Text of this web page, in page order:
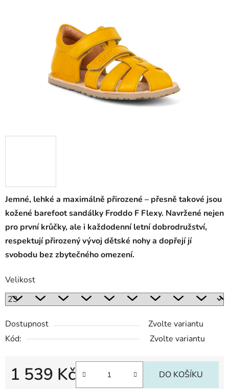
Jemné, lehké a maximálně přirozené – přesně takové jsou
kožené barefoot sandálky Froddo F Flexy. Navržené nejen
pro první krůčky, ale i každodenní letní dobrodružství,
respektují přirozený vývoj dětské nohy a dopřejí jí
svobodu bez zbytečného omezení.
Velikost
Dostupnost
Zvolte variantu
Kód:
Zvolte variantu
1 539 Kč DO KOŠÍKU